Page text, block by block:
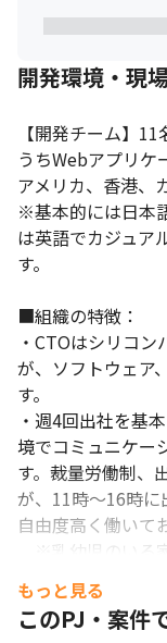
開発環境・現
【開発チーム】11
うちWebアプリケ
アメリカ、香港、
※基本的には日本
は英語でカジュア
す。
■組織の特徴：
・CTOはシリコ
が、ソフトウェア
す。
・週4回出社を基
境でコミュニケー
す。裁量労働制、
が、11時～16時に
自由度高く働いて
※乳幼児のいる
・メンバーが自主
取得を支援しあう
があります。
もっと見る
このPJ・案件